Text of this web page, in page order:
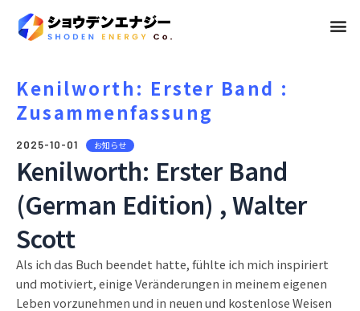
メ
Kenilworth: Erster Band :
Zusammenfassung
2025-10-01 お知らせ
Kenilworth: Erster Band
(German Edition) , Walter
Scott
Als ich das Buch beendet hatte, fühlte ich mich inspiriert
und motiviert, einige Veränderungen in meinem eigenen
Leben vorzunehmen und in neuen und kostenlose Weisen